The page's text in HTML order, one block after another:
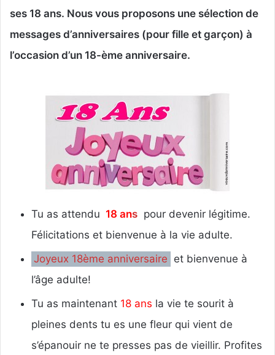
ses 18 ans. Nous vous proposons une sélection de
messages d’anniversaires (pour fille et garçon) à
l’occasion d’un 18-ème anniversaire.
Tu as attendu 18 ans pour devenir légitime.
Félicitations et bienvenue à la vie adulte.
Joyeux 18ème anniversaire et bienvenue à
l’âge adulte!
Tu as maintenant 18 ans la vie te sourit à
pleines dents tu es une fleur qui vient de
s’épanouir ne te presses pas de vieillir. Profites